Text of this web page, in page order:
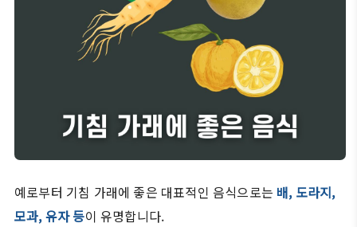
예로부터 기침 가래에 좋은 대표적인 음식으로는 배, 도라지,
모과, 유자 등이 유명합니다.